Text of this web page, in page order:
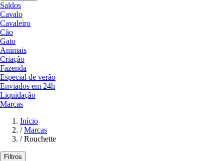
Saldos
Cavalo
Cavaleiro
Cão
Gato
Animais
Criação
Fazenda
Especial de verão
Enviados em 24h
Liquidação
Marcas
Início
/ Marcas
/ Rouchette
Filtros